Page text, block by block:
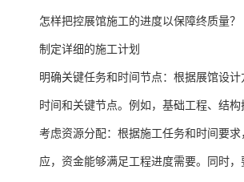
怎样把控展馆施工的进度以保障终质量？
制定详细的施工计划
明确关键任务和时间节点：根据展馆设
时间和关键节点。例如，基础工程、结
考虑资源分配：根据施工任务和时间要
应，资金能够满足工程进度需要。同时